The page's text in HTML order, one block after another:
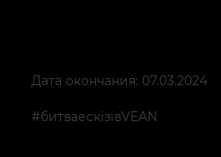
Дата окончания: 07.03.2024
#битваескізівVEAN